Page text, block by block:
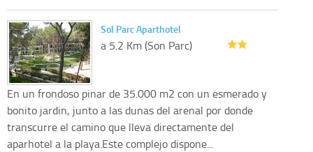
Sol Parc Aparthotel
a 5.2 Km (Son Parc)
En un frondoso pinar de 35.000 m2 con un esmerado y
bonito jardin, junto a las dunas del arenal por donde
transcurre el camino que lleva directamente del
aparhotel a la playa.Este complejo dispone...